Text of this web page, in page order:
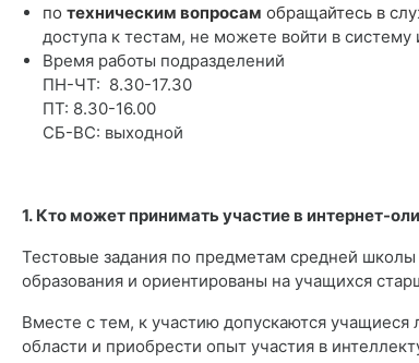
потехническим вопросам обращайтесь в
доступа к тестам, не можете войти в систему
Время работы подразделений
ПН-ЧТ: 8.30-17.30
ПТ: 8.30-16.00
СБ-ВС: выходной
1. Кто может принимать участие в интернет-
Тестовые задания по предметам средней
образования и ориентированы на учащихся
Вместе с тем, к участию допускаются
области и приобрести опыт участия в